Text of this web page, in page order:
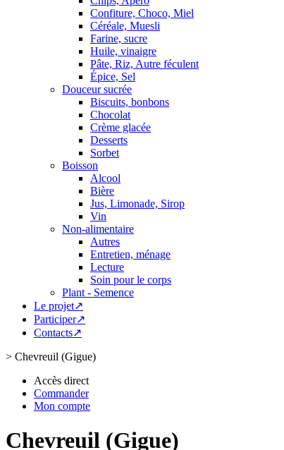
Confiture, Choco, Miel
Céréale, Muesli
Farine, sucre
Huile, vinaigre
Pâte, Riz, Autre féculent
Épice, Sel
Douceur sucrée
Biscuits, bonbons
Chocolat
Crème glacée
Desserts
Sorbet
Boisson
Alcool
Bière
Jus, Limonade, Sirop
Vin
Non-alimentaire
Autres
Entretien, ménage
Lecture
Soin pour le corps
Plant - Semence
Le projet↗
Participer↗
Contacts↗
> Chevreuil (Gigue)
Accès direct
Commander
Mon compte
Chevreuil (Gigue)